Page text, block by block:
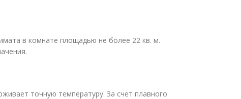
в комнате площадью не более 22 кв. м.
точную температуру. За счет плавного